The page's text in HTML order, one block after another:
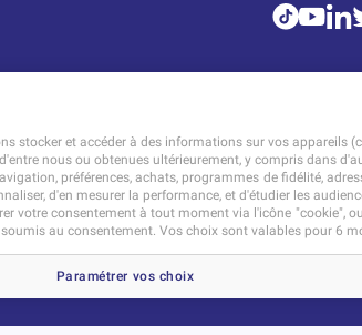
stocker et accéder à des informations sur vos appareils
nous ou obtenues ultérieurement, y compris dans
préférences, achats, programmes de fidélité,
d'en mesurer la performance, et d'étudier les
votre consentement à tout moment via l'icône "cookie",
au consentement. Vos choix sont valables pour 6
Paramétrer vos choix